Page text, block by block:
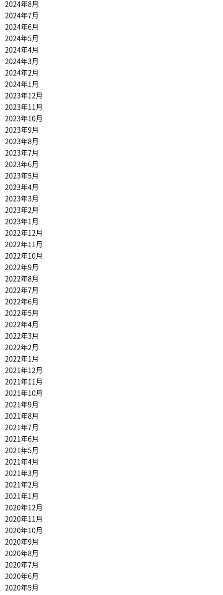
2024年8月
2024年7月
2024年6月
2024年5月
2024年4月
2024年3月
2024年2月
2024年1月
2023年12月
2023年11月
2023年10月
2023年9月
2023年8月
2023年7月
2023年6月
2023年5月
2023年4月
2023年3月
2023年2月
2023年1月
2022年12月
2022年11月
2022年10月
2022年9月
2022年8月
2022年7月
2022年6月
2022年5月
2022年4月
2022年3月
2022年2月
2022年1月
2021年12月
2021年11月
2021年10月
2021年9月
2021年8月
2021年7月
2021年6月
2021年5月
2021年4月
2021年3月
2021年2月
2021年1月
2020年12月
2020年11月
2020年10月
2020年9月
2020年8月
2020年7月
2020年6月
2020年5月